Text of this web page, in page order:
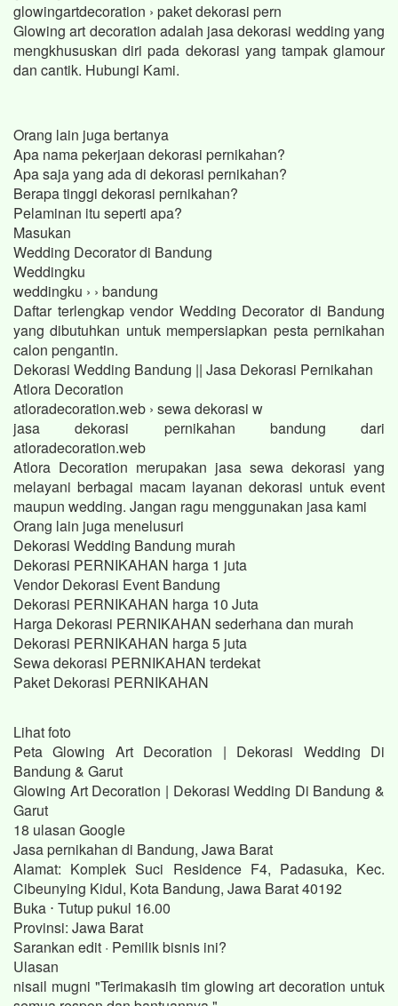
glowingartdecoration › paket dekorasi pern
Glowing art decoration adalah jasa dekorasi wedding yang
mengkhususkan diri pada dekorasi yang tampak glamour
dan cantik. Hubungi Kami.
Orang lain juga bertanya
Apa nama pekerjaan dekorasi pernikahan?
Apa saja yang ada di dekorasi pernikahan?
Berapa tinggi dekorasi pernikahan?
Pelaminan itu seperti apa?
Masukan
Wedding Decorator di Bandung
Weddingku
weddingku › › bandung
Daftar terlengkap vendor Wedding Decorator di Bandung
yang dibutuhkan untuk mempersiapkan pesta pernikahan
calon pengantin.
Dekorasi Wedding Bandung || Jasa Dekorasi Pernikahan
Atlora Decoration
atloradecoration.web › sewa dekorasi w
jasa dekorasi pernikahan bandung dari
atloradecoration.web
Atlora Decoration merupakan jasa sewa dekorasi yang
melayani berbagai macam layanan dekorasi untuk event
maupun wedding. Jangan ragu menggunakan jasa kami
Orang lain juga menelusuri
Dekorasi Wedding Bandung murah
Dekorasi PERNIKAHAN harga 1 juta
Vendor Dekorasi Event Bandung
Dekorasi PERNIKAHAN harga 10 Juta
Harga Dekorasi PERNIKAHAN sederhana dan murah
Dekorasi PERNIKAHAN harga 5 juta
Sewa dekorasi PERNIKAHAN terdekat
Paket Dekorasi PERNIKAHAN
Lihat foto
Peta Glowing Art Decoration | Dekorasi Wedding Di
Bandung & Garut
Glowing Art Decoration | Dekorasi Wedding Di Bandung &
Garut
18 ulasan Google
Jasa pernikahan di Bandung, Jawa Barat
Alamat: Komplek Suci Residence F4, Padasuka, Kec.
Cibeunying Kidul, Kota Bandung, Jawa Barat 40192
Buka ⋅ Tutup pukul 16.00
Provinsi: Jawa Barat
Sarankan edit · Pemilik bisnis ini?
Ulasan
nisail mugni "Terimakasih tim glowing art decoration untuk